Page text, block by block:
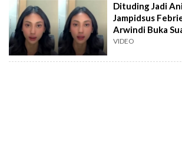
Dituding Jadi
Jampidsus
Arwindi Buka
VIDEO